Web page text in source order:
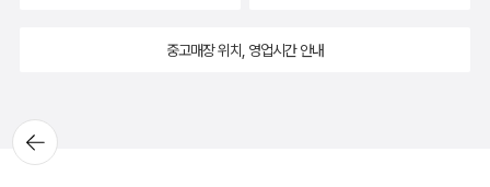
뒤로가
기
중고매장 위치, 영업시간 안내